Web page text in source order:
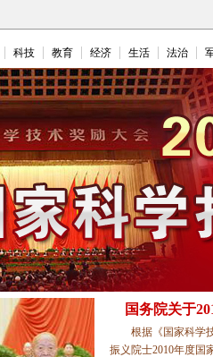
科技 教育 经济 生活 法治
国务院关于
根据《国家科学技
振义院士2010年度国